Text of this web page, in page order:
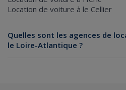
Location de voiture à le Cellier
Quelles sont les agences de
le Loire-Atlantique ?